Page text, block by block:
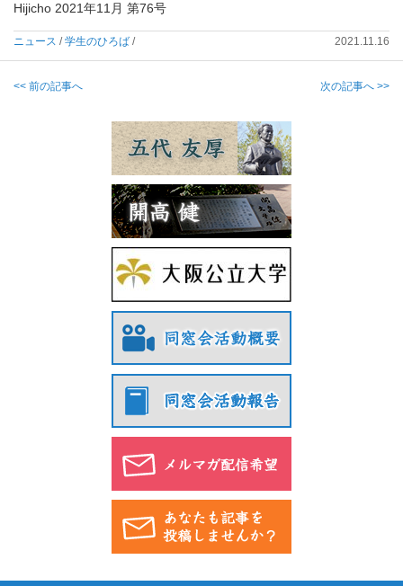
Hijicho 2021年11月 第76号
ニュース /学生のひろば / 2021.11.16
<< 前の記事へ 次の記事へ >>